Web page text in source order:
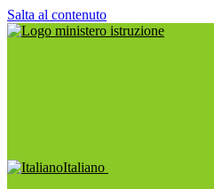
Salta al contenuto
Italiano